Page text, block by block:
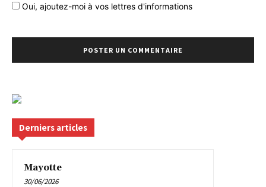
Oui, ajoutez-moi à vos lettres d'informations
Derniers articles
Mayotte
30/06/2026